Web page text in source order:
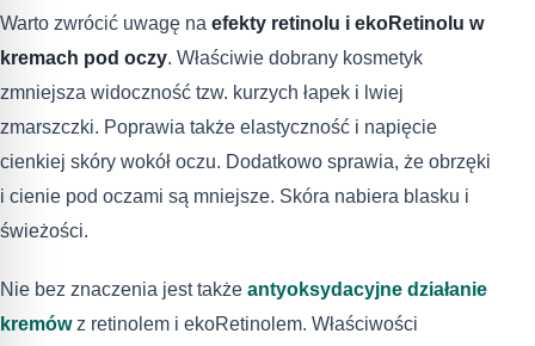
Warto zwrócić uwagę na efekty retinolu i ekoRetinolu w
kremach pod oczy. Właściwie dobrany kosmetyk
zmniejsza widoczność tzw. kurzych łapek i lwiej
zmarszczki. Poprawia także elastyczność i napięcie
cienkiej skóry wokół oczu. Dodatkowo sprawia, że obrzęki
i cienie pod oczami są mniejsze. Skóra nabiera blasku i
świeżości.
Nie bez znaczenia jest także antyoksydacyjne działanie
kremów z retinolem i ekoRetinolem. Właściwości